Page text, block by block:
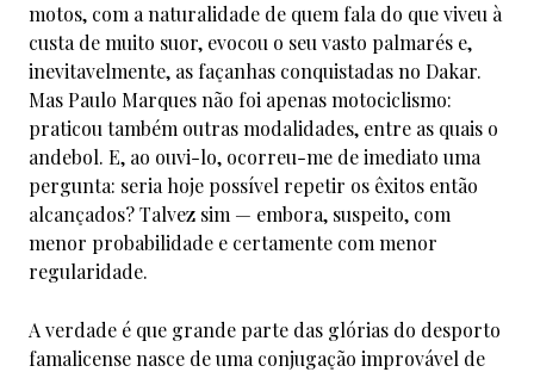
motos, com a naturalidade de quem fala do que viveu à
custa de muito suor, evocou o seu vasto palmarés e,
inevitavelmente, as façanhas conquistadas no Dakar.
Mas Paulo Marques não foi apenas motociclismo:
praticou também outras modalidades, entre as quais o
andebol. E, ao ouvi-lo, ocorreu-me de imediato uma
pergunta: seria hoje possível repetir os êxitos então
alcançados? Talvez sim — embora, suspeito, com
menor probabilidade e certamente com menor
regularidade.
A verdade é que grande parte das glórias do desporto
famalicense nasce de uma conjugação improvável de